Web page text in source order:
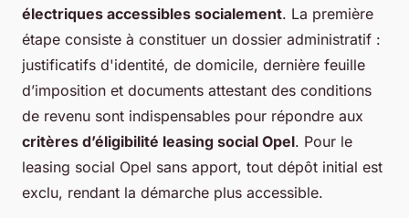
électriques accessibles socialement. La première
étape consiste à constituer un dossier administratif :
justificatifs d'identité, de domicile, dernière feuille
d’imposition et documents attestant des conditions
de revenu sont indispensables pour répondre aux
critères d’éligibilité leasing social Opel. Pour le
leasing social Opel sans apport, tout dépôt initial est
exclu, rendant la démarche plus accessible.